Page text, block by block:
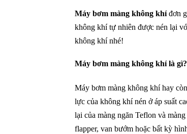
Máy bơm màng không khíđơn
không khí tự nhiên được nén lại
không khí nhé!
Máy bơm màng không khí là gì?
Máy bơm màng không khí hay
lực của không khí nén ở áp suất
lại của màng ngăn Teflon và
flapper, van bướm hoặc bất kỳ